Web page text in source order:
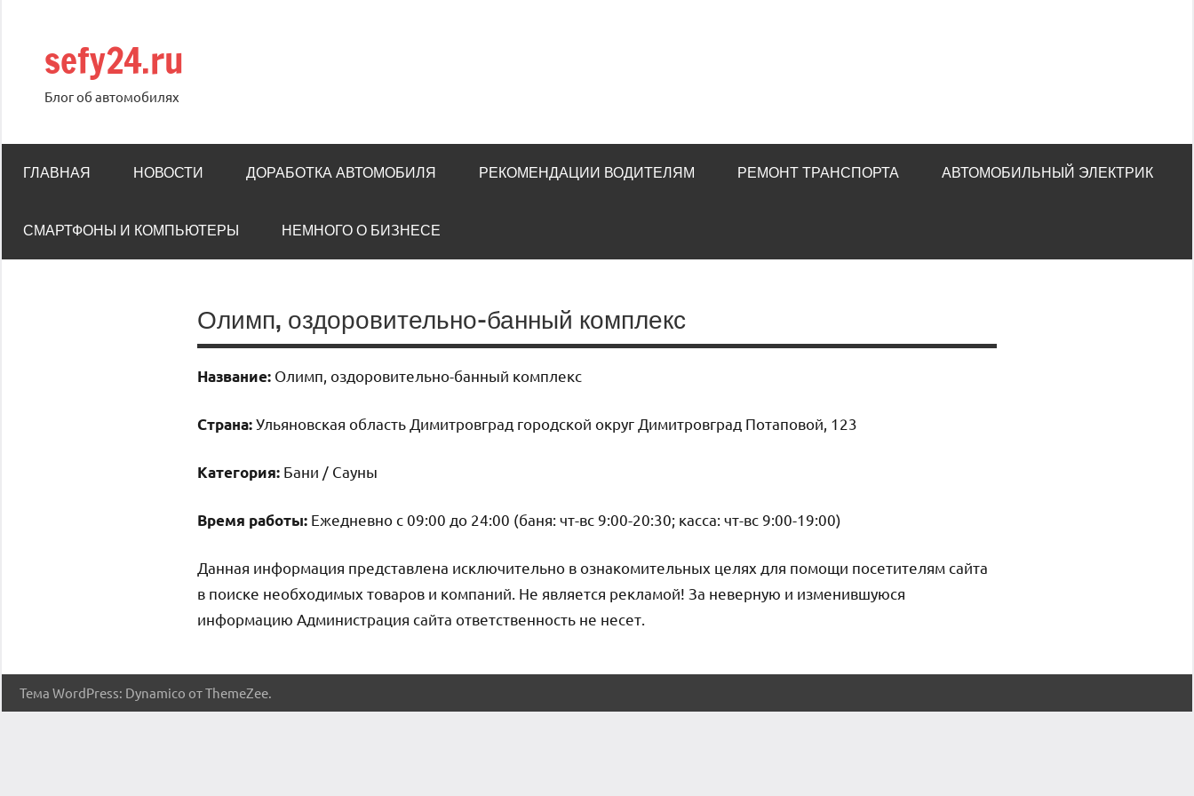
содержимому
sefy24.ru
Блог об автомобилях
ГЛАВНАЯ НОВОСТИ ДОРАБОТКА АВТОМОБИЛЯ РЕКОМЕНДАЦИИ ВОДИТЕЛЯМ РЕМОНТ ТРАНСПОРТА АВТОМОБИЛЬНЫЙ ЭЛЕКТРИК
СМАРТФОНЫ И КОМПЬЮТЕРЫ НЕМНОГО О БИЗНЕСЕ
Олимп, оздоровительно-банный комплекс
Название: Олимп, оздоровительно-банный комплекс
Страна:Ульяновская область Димитровград городской округ Димитровград Потаповой, 123
Категория: Бани / Сауны
Время работы: Ежедневно с 09:00 до 24:00 (баня: чт-вс 9:00-20:30; касса: чт-вс 9:00-19:00)
Данная информация представлена исключительно в ознакомительных целях для помощи посетителям сайта
в поиске необходимых товаров и компаний. Не является рекламой! За неверную и изменившуюся
информацию Администрация сайта ответственность не несет.
Тема WordPress: Dynamico от ThemeZee.